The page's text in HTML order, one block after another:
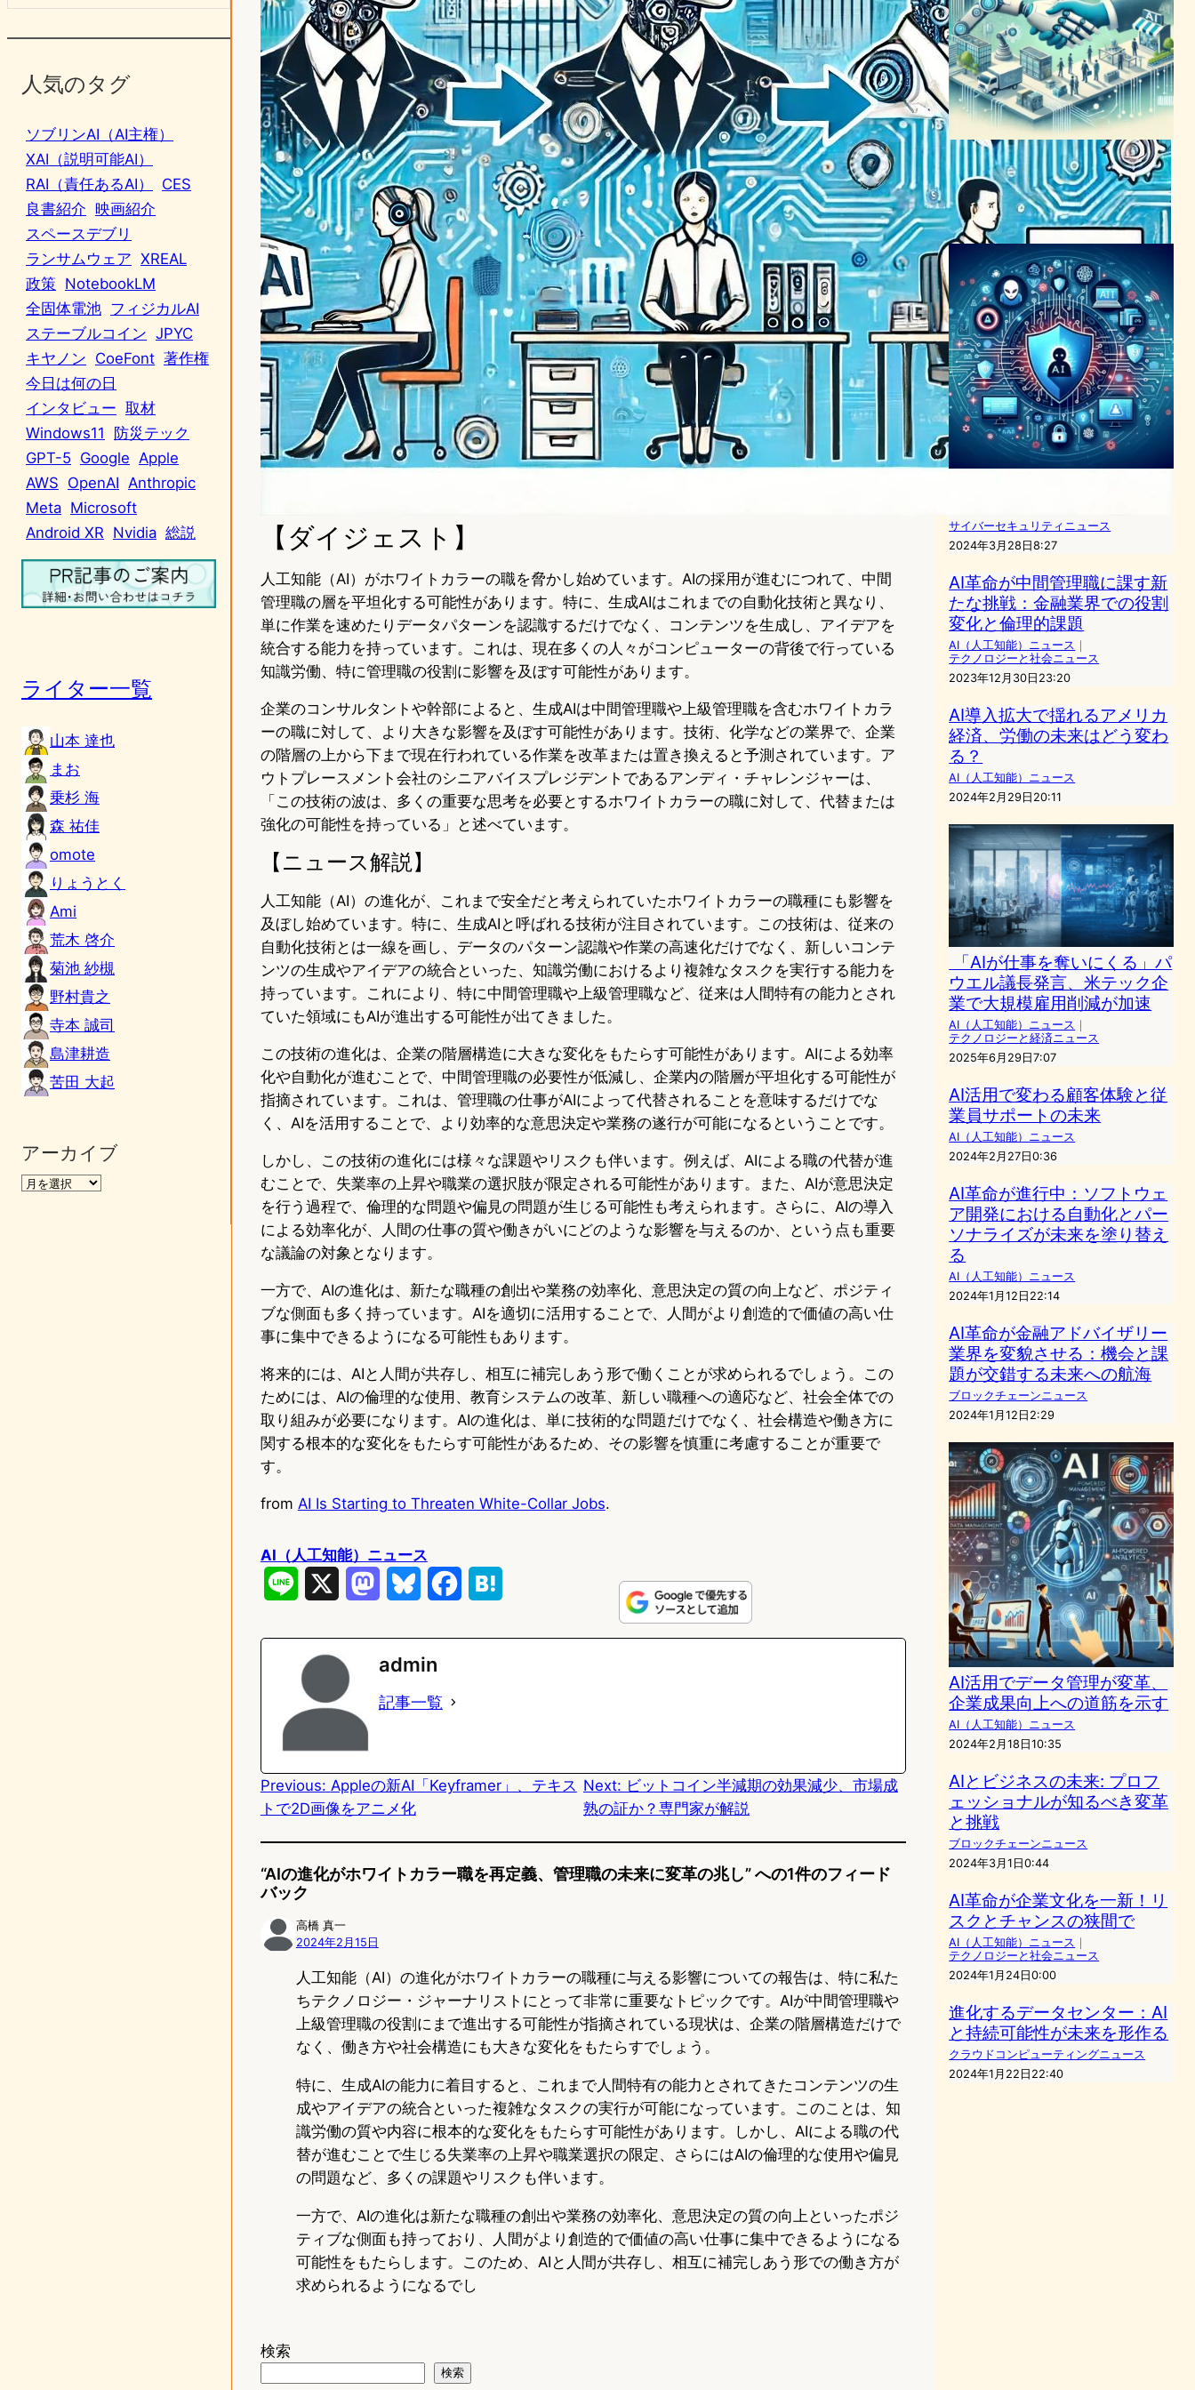
人気のタグ
ソブリンAI（AI主権）
XAI（説明可能AI）
RAI（責任あるAI）
CES
良書紹介 映画紹介
スペースデブリ
ランサムウェア XREAL
政策 NotebookLM
全固体電池 フィジカルAI
ステーブルコイン JPYC
キヤノン CoeFont 著作権
今日は何の日
インタビュー 取材
Windows11
防災テック
GPT-5 Google Apple
AWS OpenAI Anthropic
Meta Microsoft
Android XR Nvidia 総説
ライター一覧
山本 達也
まお
乗杉 海
森 祐佳
omote
りょうとく
Ami
荒木 啓介
菊池 紗槻
野村貴之
寺本 誠司
島津耕造
苦田 大起
アーカイブ
【ダイジェスト】
人工知能（AI）がホワイトカラーの職を脅かし始めています。AIの採用が進むにつれて、中間
管理職の層を平坦化する可能性があります。特に、生成AIはこれまでの自動化技術と異なり、
単に作業を速めたりデータパターンを認識するだけでなく、コンテンツを生成し、アイデアを
統合する能力を持っています。これは、現在多くの人々がコンピューターの背後で行っている
知識労働、特に管理職の役割に影響を及ぼす可能性があります。
企業のコンサルタントや幹部によると、生成AIは中間管理職や上級管理職を含むホワイトカラ
ーの職に対して、より大きな影響を及ぼす可能性があります。技術、化学などの業界で、企業
の階層の上から下まで現在行われている作業を改革または置き換えると予測されています。ア
ウトプレースメント会社のシニアバイスプレジデントであるアンディ・チャレンジャーは、
「この技術の波は、多くの重要な思考を必要とするホワイトカラーの職に対して、代替または
強化の可能性を持っている」と述べています。
【ニュース解説】
人工知能（AI）の進化が、これまで安全だと考えられていたホワイトカラーの職種にも影響を
及ぼし始めています。特に、生成AIと呼ばれる技術が注目されています。この技術は、従来の
自動化技術とは一線を画し、データのパターン認識や作業の高速化だけでなく、新しいコンテ
ンツの生成やアイデアの統合といった、知識労働におけるより複雑なタスクを実行する能力を
持っています。これにより、特に中間管理職や上級管理職など、従来は人間特有の能力とされ
ていた領域にもAIが進出する可能性が出てきました。
この技術の進化は、企業の階層構造に大きな変化をもたらす可能性があります。AIによる効率
化や自動化が進むことで、中間管理職の必要性が低減し、企業内の階層が平坦化する可能性が
指摘されています。これは、管理職の仕事がAIによって代替されることを意味するだけでな
く、AIを活用することで、より効率的な意思決定や業務の遂行が可能になるということです。
しかし、この技術の進化には様々な課題やリスクも伴います。例えば、AIによる職の代替が進
むことで、失業率の上昇や職業の選択肢が限定される可能性があります。また、AIが意思決定
を行う過程で、倫理的な問題や偏見の問題が生じる可能性も考えられます。さらに、AIの導入
による効率化が、人間の仕事の質や働きがいにどのような影響を与えるのか、という点も重要
な議論の対象となります。
一方で、AIの進化は、新たな職種の創出や業務の効率化、意思決定の質の向上など、ポジティ
ブな側面も多く持っています。AIを適切に活用することで、人間がより創造的で価値の高い仕
事に集中できるようになる可能性もあります。
将来的には、AIと人間が共存し、相互に補完しあう形で働くことが求められるでしょう。この
ためには、AIの倫理的な使用、教育システムの改革、新しい職種への適応など、社会全体での
取り組みが必要になります。AIの進化は、単に技術的な問題だけでなく、社会構造や働き方に
関する根本的な変化をもたらす可能性があるため、その影響を慎重に考慮することが重要で
す。
from AI Is Starting to Threaten White-Collar Jobs.
AI（人工知能）ニュース
e
o
n
y
o
admin
記事一覧
Previous: Appleの新AI「Keyframer」、テキス
トで2D画像をアニメ化
Next: ビットコイン半減期の効果減少、市場成
熟の証か？専門家が解説
“AIの進化がホワイトカラー職を再定義、管理職の未来に変革の兆し” への1件のフィード
バック
高橋 真一
2024年2月15日
人工知能（AI）の進化がホワイトカラーの職種に与える影響についての報告は、特に私た
ちテクノロジー・ジャーナリストにとって非常に重要なトピックです。AIが中間管理職や
上級管理職の役割にまで進出する可能性が指摘されている現状は、企業の階層構造だけで
なく、働き方や社会構造にも大きな変化をもたらすでしょう。
特に、生成AIの能力に着目すると、これまで人間特有の能力とされてきたコンテンツの生
成やアイデアの統合といった複雑なタスクの実行が可能になっています。このことは、知
識労働の質や内容に根本的な変化をもたらす可能性があります。しかし、AIによる職の代
替が進むことで生じる失業率の上昇や職業選択の限定、さらにはAIの倫理的な使用や偏見
の問題など、多くの課題やリスクも伴います。
一方で、AIの進化は新たな職種の創出や業務の効率化、意思決定の質の向上といったポジ
ティブな側面も持っており、人間がより創造的で価値の高い仕事に集中できるようになる
可能性をもたらします。このため、AIと人間が共存し、相互に補完しあう形での働き方が
求められるようになるでし
検索
検索
AIの未来: 労働市場への影響
と変革の可能性
AI（人工知能）ニュース
2024年4月12日1:32
サイバーセキュリティニュース
2024年3月28日8:27
AI革命が中間管理職に課す新
たな挑戦：金融業界での役割
変化と倫理的課題
AI（人工知能）ニュース ｜
テクノロジーと社会ニュース
2023年12月30日23:20
AI導入拡大で揺れるアメリカ
経済、労働の未来はどう変わ
る？
AI（人工知能）ニュース
2024年2月29日20:11
「AIが仕事を奪いにくる」パ
ウエル議長発言、米テック企
業で大規模雇用削減が加速
AI（人工知能）ニュース ｜
テクノロジーと経済ニュース
2025年6月29日7:07
AI活用で変わる顧客体験と従
業員サポートの未来
AI（人工知能）ニュース
2024年2月27日0:36
AI革命が進行中：ソフトウェ
ア開発における自動化とパー
ソナライズが未来を塗り替え
る
AI（人工知能）ニュース
2024年1月12日22:14
AI革命が金融アドバイザリー
業界を変貌させる：機会と課
題が交錯する未来への航海
ブロックチェーンニュース
2024年1月12日2:29
AI活用でデータ管理が変革、
企業成果向上への道筋を示す
AI（人工知能）ニュース
2024年2月18日10:35
AIとビジネスの未来: プロフ
ェッショナルが知るべき変革
と挑戦
ブロックチェーンニュース
2024年3月1日0:44
AI革命が企業文化を一新！リ
スクとチャンスの狭間で
AI（人工知能）ニュース ｜
テクノロジーと社会ニュース
2024年1月24日0:00
進化するデータセンター：AI
と持続可能性が未来を形作る
クラウドコンピューティングニュース
2024年1月22日22:40